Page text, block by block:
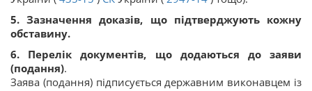
5. Зазначення доказів, що підтверджують кожну
обставину.
6. Перелік документів, що додаються до заяви
(подання).
Заява (подання) підписується державним виконавцем із